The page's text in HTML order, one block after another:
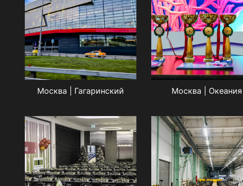
Москва | Гагаринский Москва | Океания